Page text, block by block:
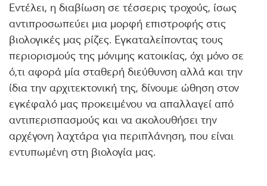
Εντέλει, η διαβίωση σε τέσσερις τροχούς, ίσως
αντιπροσωπεύει μια μορφή επιστροφής στις
βιολογικές μας ρίζες. Εγκαταλείποντας τους
περιορισμούς της μόνιμης κατοικίας, όχι μόνο σε
ό,τι αφορά μία σταθερή διεύθυνση αλλά και την
ίδια την αρχιτεκτονική της, δίνουμε ώθηση στον
εγκέφαλό μας προκειμένου να απαλλαγεί από
αντιπερισπασμούς και να ακολουθήσει την
αρχέγονη λαχτάρα για περιπλάνηση, που είναι
εντυπωμένη στη βιολογία μας.